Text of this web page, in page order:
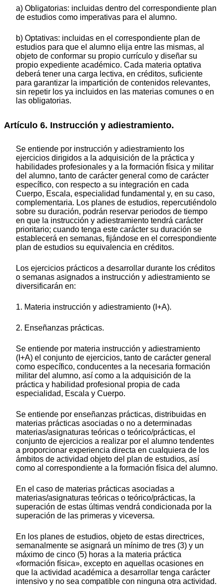
a) Obligatorias: incluidas dentro del correspondiente plan
de estudios como imperativas para el alumno.
b) Optativas: incluidas en el correspondiente plan de
estudios para que el alumno elija entre las mismas, al
objeto de conformar su propio currículo y diseñar su
propio expediente académico. Cada materia optativa
deberá tener una carga lectiva, en créditos, suficiente
para garantizar la impartición de contenidos relevantes,
sin repetir los ya incluidos en las materias comunes o en
las obligatorias.
Artículo 6. Instrucción y adiestramiento.
Se entiende por instrucción y adiestramiento los
ejercicios dirigidos a la adquisición de la práctica y
habilidades profesionales y a la formación física y militar
del alumno, tanto de carácter general como de carácter
específico, con respecto a su integración en cada
Cuerpo, Escala, especialidad fundamental y, en su caso,
complementaria. Los planes de estudios, repercutiéndolo
sobre su duración, podrán reservar periodos de tiempo
en que la instrucción y adiestramiento tendrá carácter
prioritario; cuando tenga este carácter su duración se
establecerá en semanas, fijándose en el correspondiente
plan de estudios su equivalencia en créditos.
Los ejercicios prácticos a desarrollar durante los créditos
o semanas asignados a instrucción y adiestramiento se
diversificarán en:
1. Materia instrucción y adiestramiento (I+A).
2. Enseñanzas prácticas.
Se entiende por materia instrucción y adiestramiento
(I+A) el conjunto de ejercicios, tanto de carácter general
como específico, conducentes a la necesaria formación
militar del alumno, así como a la adquisición de la
práctica y habilidad profesional propia de cada
especialidad, Escala y Cuerpo.
Se entiende por enseñanzas prácticas, distribuidas en
materias prácticas asociadas o no a determinadas
materias/asignaturas teóricas o teórico/prácticas, el
conjunto de ejercicios a realizar por el alumno tendentes
a proporcionar experiencia directa en cualquiera de los
ámbitos de actividad objeto del plan de estudios, así
como al correspondiente a la formación física del alumno.
En el caso de materias prácticas asociadas a
materias/asignaturas teóricas o teórico/prácticas, la
superación de estas últimas vendrá condicionada por la
superación de las primeras y viceversa.
En los planes de estudios, objeto de estas directrices,
semanalmente se asignará un mínimo de tres (3) y un
máximo de cinco (5) horas a la materia práctica
«formación física», excepto en aquellas ocasiones en
que la actividad académica a desarrollar tenga carácter
intensivo y no sea compatible con ninguna otra actividad.